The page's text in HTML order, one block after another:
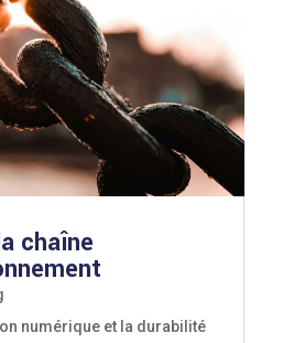
chaîne
numérique et la durabilité